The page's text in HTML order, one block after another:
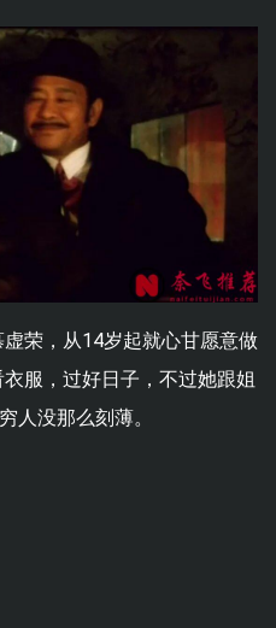
荣，从14岁起就心甘愿意做
服，过好日子，不过她跟姐
人没那么刻薄。